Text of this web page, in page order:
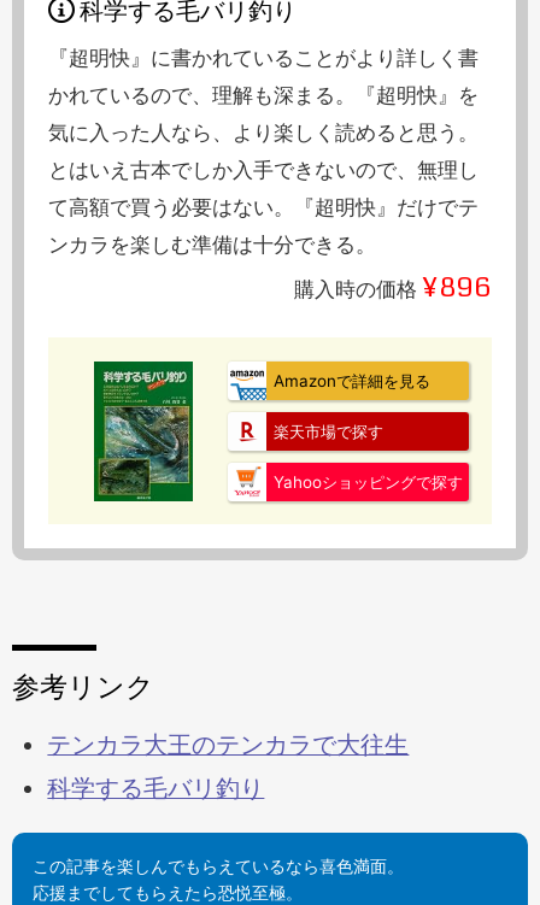
科学する毛バリ釣り
『超明快』に書かれていることがより詳しく書
かれているので、理解も深まる。『超明快』を
気に入った人なら、より楽しく読めると思う。
とはいえ古本でしか入手できないので、無理し
て高額で買う必要はない。『超明快』だけでテ
ンカラを楽しむ準備は十分できる。
購入時の価格 ¥896
Amazonで詳細を見る
楽天市場で探す
Yahooショッピングで探す
参考リンク
テンカラ大王のテンカラで大往生
科学する毛バリ釣り
この記事を楽しんでもらえているなら喜色満面。
応援までしてもらえたら恐悦至極。